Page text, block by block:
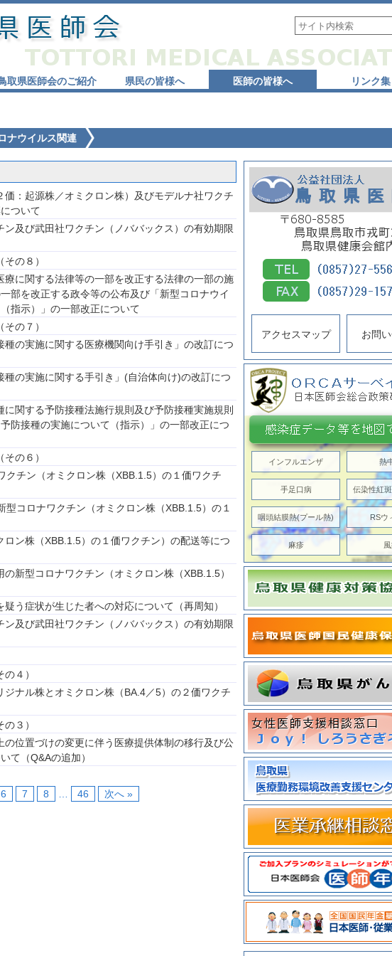
取県医師会のご紹介 県民の皆様へ 医師の皆様へ リンク集
ナウイルス関連
：起源株／オミクロン株）及びモデルナ社ワクチ
ついて
及び武田社ワクチン（ノババックス）の有効期限
の８）
に関する法律等の一部を改正する法律の一部の施
部を改正する政令等の公布及び「新型コロナウイ
指示）」の一部改正について
の７）
種の実施に関する医療機関向け手引き」の改訂につ
種の実施に関する手引き」(自治体向け)の改訂につ
関する予防接種法施行規則及び予防接種実施規則
防接種の実施について（指示）」の一部改正につ
の６）
チン（オミクロン株（XBB.1.5）の１価ワクチ
コロナワクチン（オミクロン株（XBB.1.5）の１
ン株（XBB.1.5）の１価ワクチン）の配送等につ
新型コロナワクチン（オミクロン株（XBB.1.5）
う症状が生じた者への対応について（再周知）
及び武田社ワクチン（ノババックス）の有効期限
４）
ナル株とオミクロン株（BA.4／5）の２価ワクチ
３）
の位置づけの変更に伴う医療提供体制の移行及び公
て（Q&Aの追加）
6 7 8 46 次へ »
アクセスマップ お問
インフルエンザ 熱
手足口病 伝染性紅
咽頭結膜熱(プール熱) RSウ
麻疹